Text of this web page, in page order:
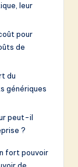
leur
pour
de
du
génériques
peut-il
?
fort pouvoir